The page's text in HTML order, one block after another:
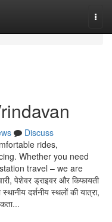
Discuss
rides,
Whether you need
travel – we are
पेशेवर ड्राइवर और किफायती
दर्शनीय स्थलों की यात्रा,